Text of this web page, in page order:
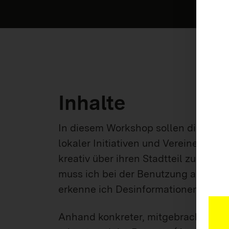
Inhalte
In diesem Workshop sollen die
lokaler Initiativen und Vereine
kreativ über ihren Stadtteil zu
muss ich bei der Benutzung
erkenne ich Desinformationen und
Anhand konkreter, mitgebrachter